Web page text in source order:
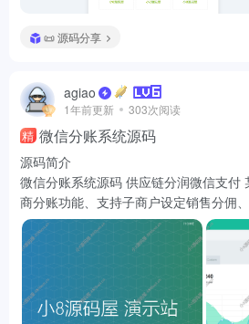
📜 源码分享
agiao
1年前更新 303次阅读
精 微信分账系统源码
源码简介
微信分账系统源码 供应链分润微信支付
商分账功能、支持子商户设定销售分佣